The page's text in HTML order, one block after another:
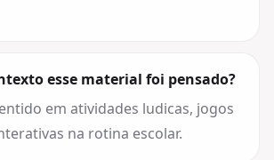
esse material foi pensado?
em atividades ludicas, jogos
na rotina escolar.